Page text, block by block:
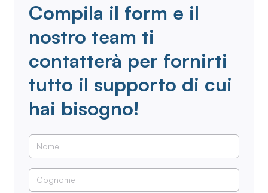
Compila il form e il
nostro team ti
contatterà per fornirti
tutto il supporto di cui
hai bisogno!